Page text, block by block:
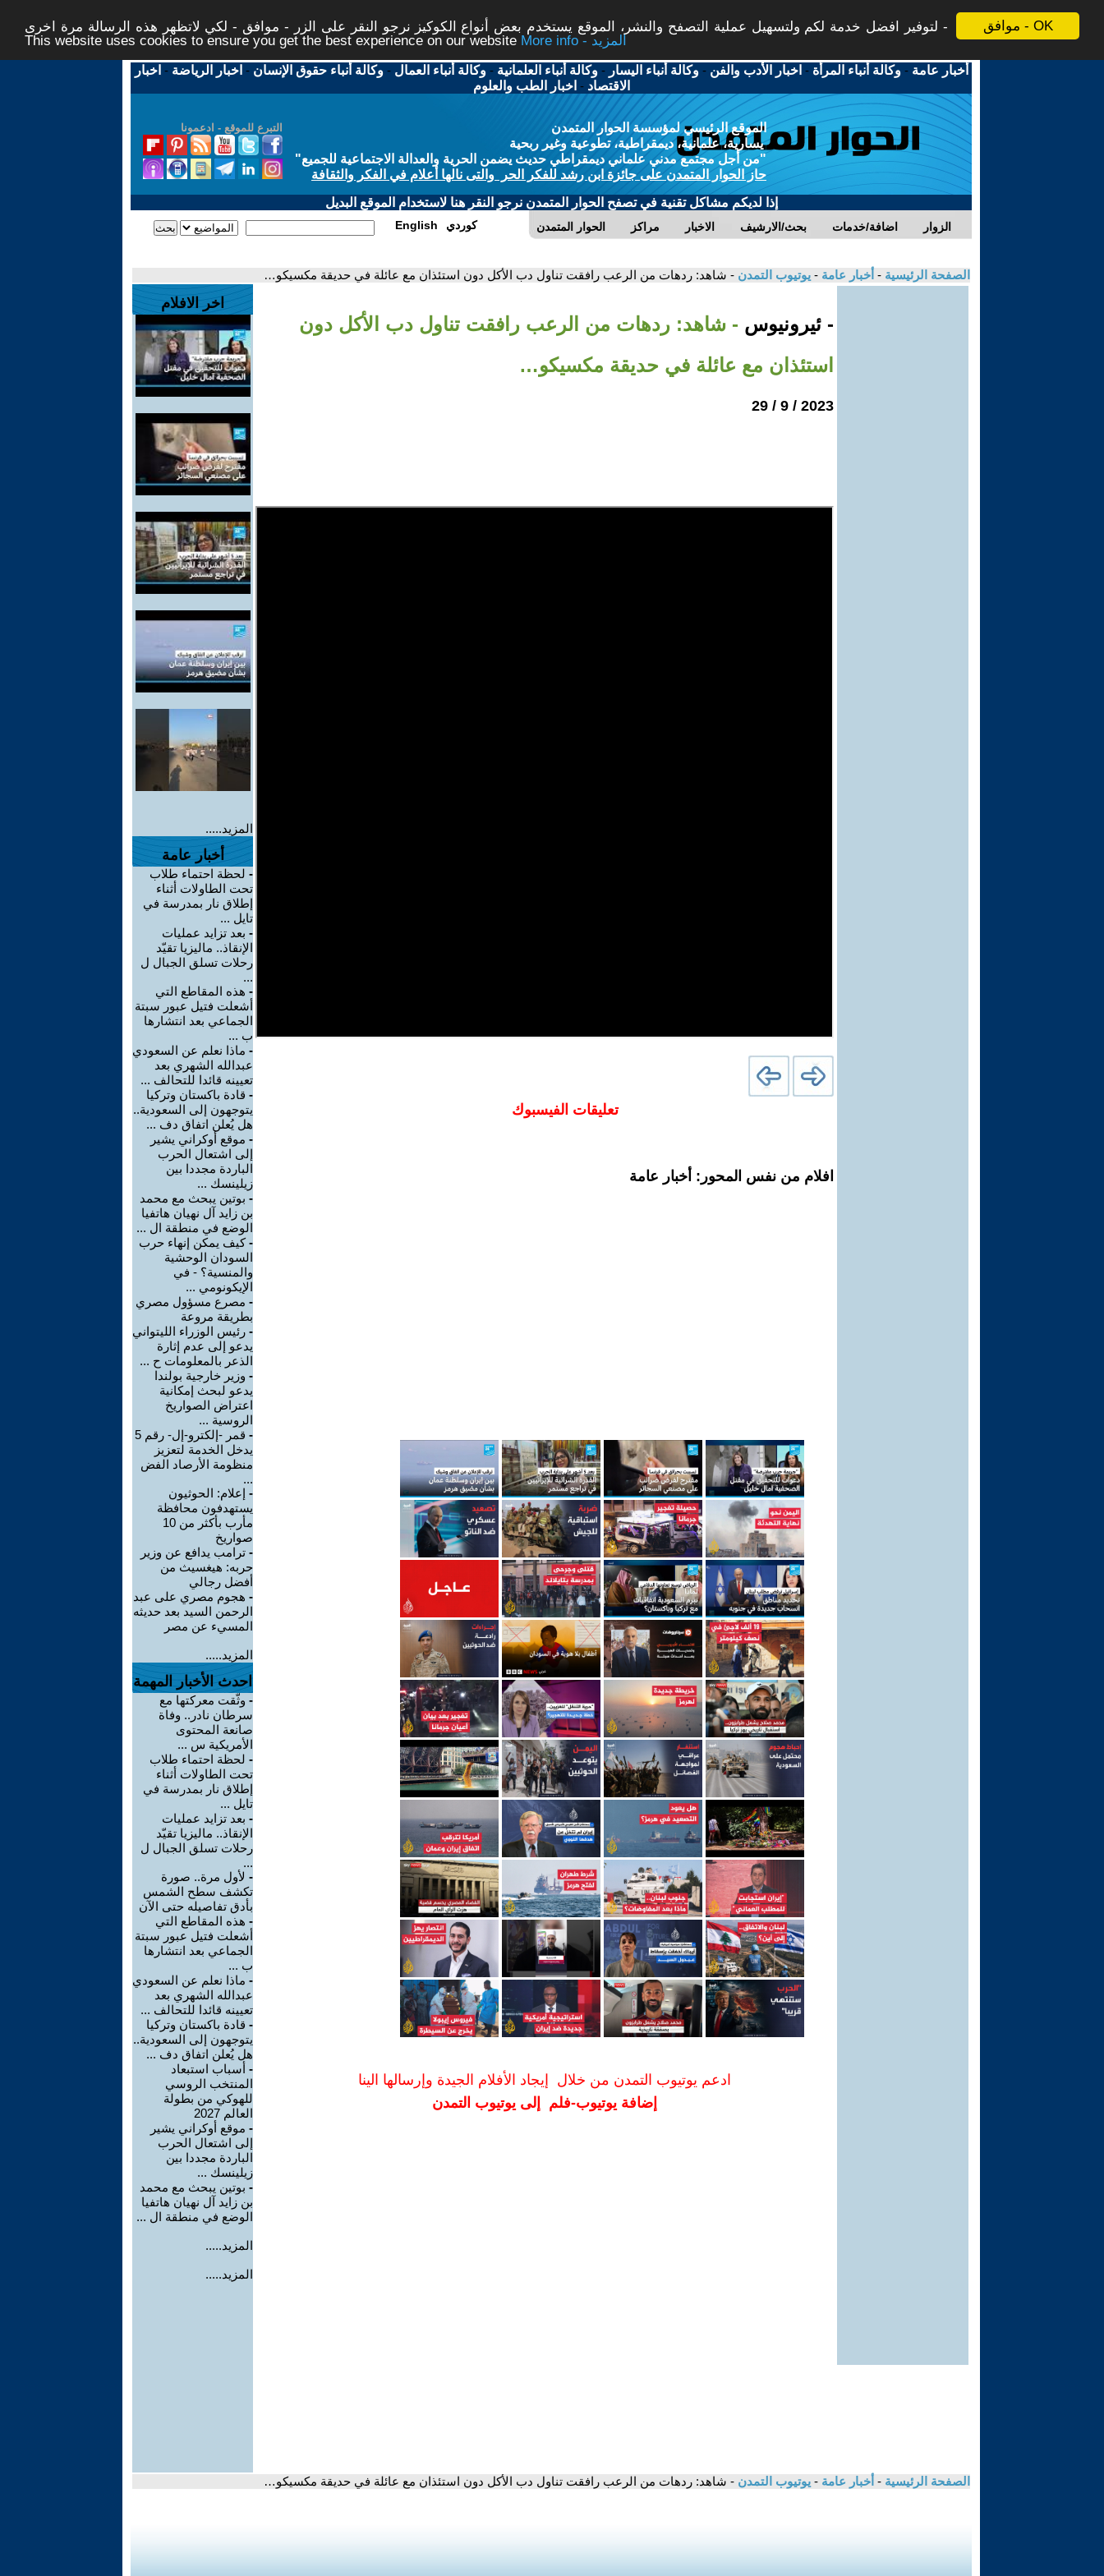
موافق - OK
لتوفير افضل خدمة لكم ولتسهيل عملية التصفح والنشر، الموقع يستخدم بعض أنواع الكوكيز نرجو النقر على الزر - موافق - لكي لاتظهر هذه الرسالة مرة اخرى -
This website uses cookies to ensure you get the best experience on our website
More info - المزيد
أخبار عامة -وكالة أنباء المرأة - اخبار الأدب والفن -وكالة أنباء اليسار -وكالة أنباء العلمانية -وكالة أنباء العمال -وكالة أنباء حقوق الإنسان - اخبار الرياضة - اخبار
الاقتصاد - اخبار الطب والعلوم
التبرع للموقع - ادعمونا
الموقع الرئيسي لمؤسسة الحوار المتمدن
يسارية، علمانية، ديمقراطية، تطوعية وغير ربحية
"من أجل مجتمع مدني علماني ديمقراطي حديث يضمن الحرية والعدالة الاجتماعية للجميع"
حاز الحوار المتمدن على جائزة ابن رشد للفكر الحر والتى نالها أعلام في الفكر والثقافة
إذا لديكم مشاكل تقنية في تصفح الحوار المتمدن نرجو النقر هنا لاستخدام الموقع البديل
الحوار المتمدن مراكز الاخبار بحث/الارشيف اضافة/خدمات الزوار English كوردي
الصفحة الرئيسية - أخبار عامة - يوتيوب التمدن - شاهد: ردهات من الرعب رافقت تناول دب الأكل دون استئذان مع عائلة في حديقة مكسيكو…
- ئيرونيوس - شاهد: ردهات من الرعب رافقت تناول دب الأكل دون
استئذان مع عائلة في حديقة مكسيكو…
2023 / 9 / 29
تعليقات الفيسبوك
افلام من نفس المحور: أخبار عامة
ادعم يوتيوب التمدن من خلال إيجاد الأفلام الجيدة وإرسالها الينا
إضافة يوتيوب-فلم إلى يوتيوب التمدن
اخر الافلام
المزيد.....
أخبار عامة
- لحظة احتماء طلاب
تحت الطاولات أثناء
إطلاق نار بمدرسة في
تايل ...
- بعد تزايد عمليات
الإنقاذ.. ماليزيا تقيّد
رحلات تسلق الجبال ل
...
- هذه المقاطع التي
أشعلت فتيل عبور سبتة
الجماعي بعد انتشارها
ب ...
- ماذا نعلم عن السعودي
عبدالله الشهري بعد
تعيينه قائدا للتحالف ...
- قادة باكستان وتركيا
يتوجهون إلى السعودية..
هل يُعلن اتفاق دف ...
- موقع أوكراني يشير
إلى اشتعال الحرب
الباردة مجددا بين
زيلينسك ...
- بوتين يبحث مع محمد
بن زايد آل نهيان هاتفيا
الوضع في منطقة ال ...
-كيف يمكن إنهاء حرب
السودان الوحشية
والمنسية؟ - في
الإيكونومي ...
- مصرع مسؤول مصري
بطريقة مروعة
- رئيس الوزراء الليتواني
يدعو إلى عدم إثارة
الذعر بالمعلومات ح ...
- وزير خارجية بولندا
يدعو لبحث إمكانية
اعتراض الصواريخ
الروسية ...
-
قمر -إلكترو-إل- رقم 5
يدخل الخدمة لتعزيز
منظومة الأرصاد الفض
...
- إعلام: الحوثيون
يستهدفون محافظة
مأرب بأكثر من 10
صواريخ
- ترامب يدافع عن وزير
حربه: هيغسيث من
أفضل رجالي
- هجوم مصري على عبد
الرحمن السيد بعد حديثه
المسيء عن مصر
المزيد.....
احدث الأخبار المهمة
- وثّقت معركتها مع
سرطان نادر.. وفاة
صانعة المحتوى
الأمريكية س ...
- لحظة احتماء طلاب
تحت الطاولات أثناء
إطلاق نار بمدرسة في
تايل ...
- بعد تزايد عمليات
الإنقاذ.. ماليزيا تقيّد
رحلات تسلق الجبال ل
...
- لأول مرة.. صورة
تكشف سطح الشمس
بأدق تفاصيله حتى الآن
- هذه المقاطع التي
أشعلت فتيل عبور سبتة
الجماعي بعد انتشارها
ب ...
- ماذا نعلم عن السعودي
عبدالله الشهري بعد
تعيينه قائدا للتحالف ...
- قادة باكستان وتركيا
يتوجهون إلى السعودية..
هل يُعلن اتفاق دف ...
- أسباب استبعاد
المنتخب الروسي
للهوكي من بطولة
العالم 2027
- موقع أوكراني يشير
إلى اشتعال الحرب
الباردة مجددا بين
زيلينسك ...
- بوتين يبحث مع محمد
بن زايد آل نهيان هاتفيا
الوضع في منطقة ال ...
المزيد.....
المزيد.....
الصفحة الرئيسية - أخبار عامة - يوتيوب التمدن - شاهد: ردهات من الرعب رافقت تناول دب الأكل دون استئذان مع عائلة في حديقة مكسيكو…